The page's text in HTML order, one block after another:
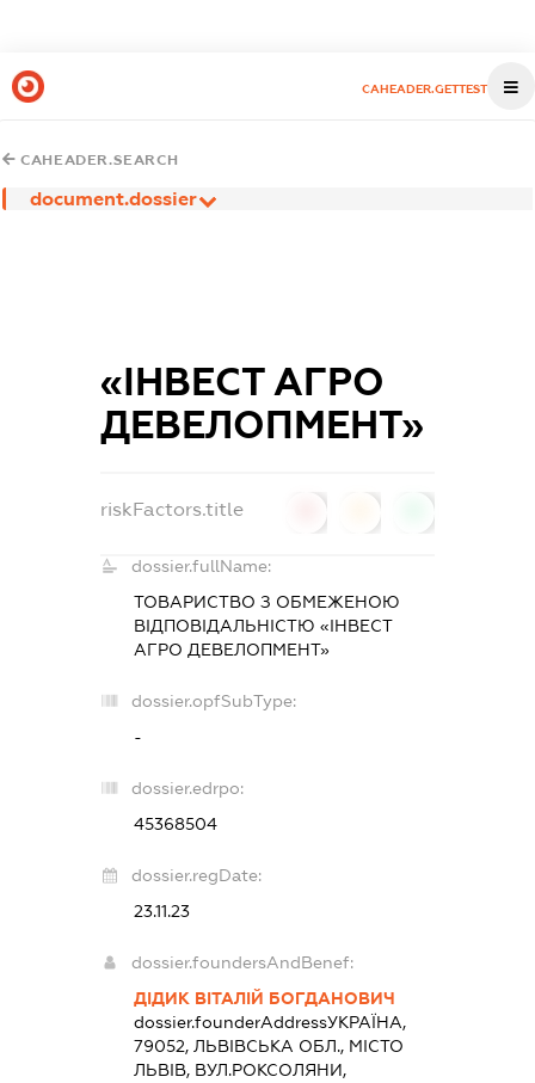
CAHEADER.GETTEST
CAHEADER.SEARCH
document.dossier
«ІНВЕСТ АГРО
ДЕВЕЛОПМЕНТ»
riskFactors.title
dossier.fullName:
ТОВАРИСТВО З ОБМЕЖЕНОЮ
ВІДПОВІДАЛЬНІСТЮ «ІНВЕСТ
АГРО ДЕВЕЛОПМЕНТ»
dossier.opfSubType:
-
dossier.edrpo:
45368504
dossier.regDate:
23.11.23
dossier.foundersAndBenef:
ДІДИК ВІТАЛІЙ БОГДАНОВИЧ
dossier.founderAddressУКРАЇНА,
79052, ЛЬВІВСЬКА ОБЛ., МІСТО
ЛЬВІВ, ВУЛ.РОКСОЛЯНИ,